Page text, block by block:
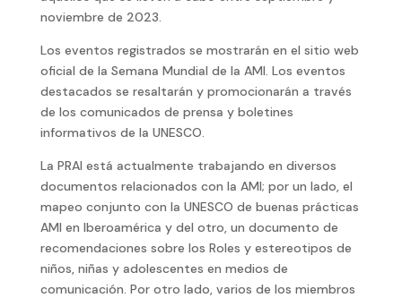
noviembre de 2023.
Los eventos registrados se mostrarán en el sitio web
oficial de la Semana Mundial de la AMI. Los eventos
destacados se resaltarán y promocionarán a través
de los comunicados de prensa y boletines
informativos de la UNESCO.
La PRAI está actualmente trabajando en diversos
documentos relacionados con la AMI; por un lado, el
mapeo conjunto con la UNESCO de buenas prácticas
AMI en Iberoamérica y del otro, un documento de
recomendaciones sobre los Roles y estereotipos de
niños, niñas y adolescentes en medios de
comunicación. Por otro lado, varios de los miembros